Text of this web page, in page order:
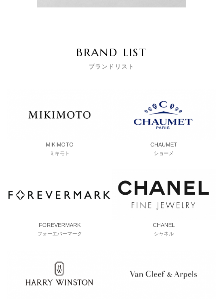
BRAND LIST
ブランドリスト
MIKIMOTO
ミキモト
CHAUMET
ショーメ
FOREVERMARK
フォーエバーマーク
CHANEL
シャネル